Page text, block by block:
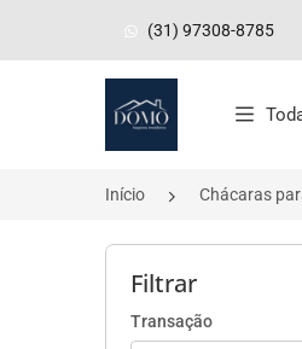
(31) 97308-8785
Página inicial
Início Chácaras
Filtrar
Transação